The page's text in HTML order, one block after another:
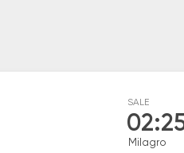
SALE
Milagro